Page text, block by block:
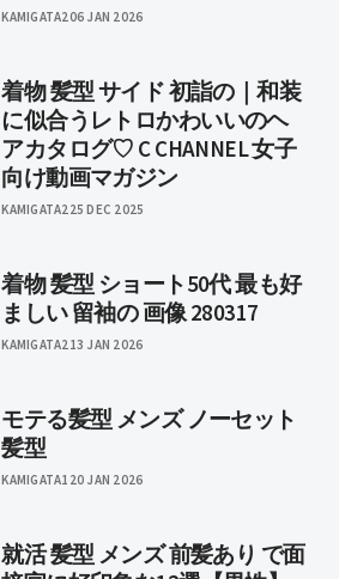
KAMIGATA206 JAN 2026
着物 髪型 サイド 初詣の｜和装
に似合うレトロかわいいのヘ
アカタログ♡ C CHANNEL 女子
向け動画マガジン
KAMIGATA225 DEC 2025
着物 髪型 ショート50代 最も好
ましい 留袖の 画像 280317
KAMIGATA213 JAN 2026
モテる髪型 メンズ ノーセット
髪型
KAMIGATA1 20 JAN 2026
就活 髪型 メンズ 前髪あり で面